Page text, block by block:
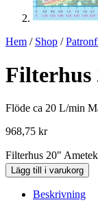
Hem / Shop /
Filterhus
Flöde ca 20 L/min
968,75 kr
Filterhus 20"
Lägg till i varukorg
Beskrivning